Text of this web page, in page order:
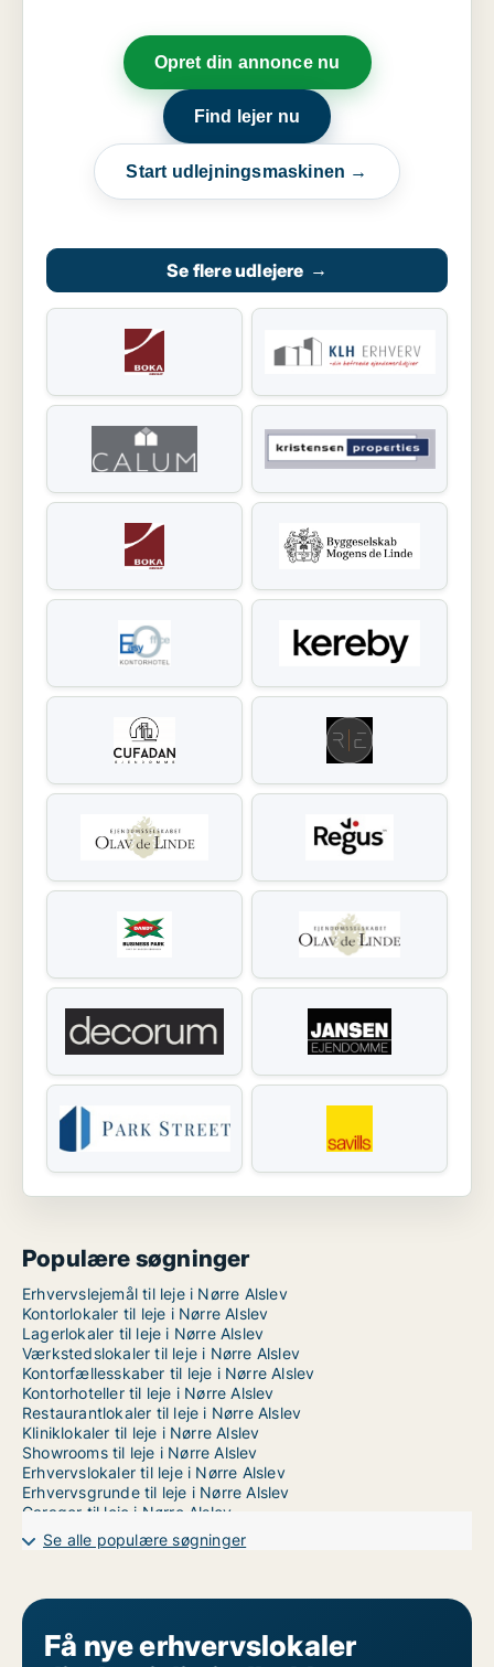
Opret din annonce nu
Find lejer nu
Start udlejningsmaskinen →
Se flere udlejere →
Populære søgninger
Erhvervslejemål til leje i Nørre Alslev
Kontorlokaler til leje i Nørre Alslev
Lagerlokaler til leje i Nørre Alslev
Værkstedslokaler til leje i Nørre Alslev
Kontorfællesskaber til leje i Nørre Alslev
Kontorhoteller til leje i Nørre Alslev
Restaurantlokaler til leje i Nørre Alslev
Kliniklokaler til leje i Nørre Alslev
Showrooms til leje i Nørre Alslev
Erhvervslokaler til leje i Nørre Alslev
Erhvervsgrunde til leje i Nørre Alslev
Garager til leje i Nørre Alslev
Se alle populære søgninger
Få nye erhvervslokaler